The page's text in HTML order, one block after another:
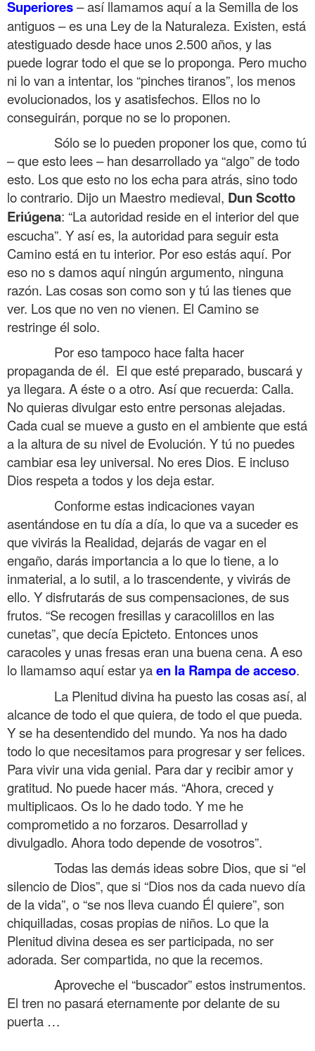
Superiores– así llamamos aquí a la Semilla de los
antiguos – es una Ley de la Naturaleza. Existen, está
atestiguado desde hace unos 2.500 años, y las
puede lograr todo el que se lo proponga. Pero mucho
ni lo van a intentar, los “pinches tiranos”, los menos
evolucionados, los y asatisfechos. Ellos no lo
conseguirán, porque no se lo proponen.
Sólo se lo pueden proponer los que, como tú
– que esto lees – han desarrollado ya “algo” de todo
esto. Los que esto no los echa para atrás, sino todo
lo contrario. Dijo un Maestro medieval, Dun Scotto
Eriúgena: “La autoridad reside en el interior del que
escucha”. Y así es, la autoridad para seguir esta
Camino está en tu interior. Por eso estás aquí. Por
eso no s damos aquí ningún argumento, ninguna
razón. Las cosas son como son y tú las tienes que
ver. Los que no ven no vienen. El Camino se
restringe él solo.
Por eso tampoco hace falta hacer
propaganda de él. El que esté preparado, buscará y
ya llegara. A éste o a otro. Así que recuerda: Calla.
No quieras divulgar esto entre personas alejadas.
Cada cual se mueve a gusto en el ambiente que está
a la altura de su nivel de Evolución. Y tú no puedes
cambiar esa ley universal. No eres Dios. E incluso
Dios respeta a todos y los deja estar.
Conforme estas indicaciones vayan
asentándose en tu día a día, lo que va a suceder es
que vivirás la Realidad, dejarás de vagar en el
engaño, darás importancia a lo que lo tiene, a lo
inmaterial, a lo sutil, a lo trascendente, y vivirás de
ello. Y disfrutarás de sus compensaciones, de sus
frutos. “Se recogen fresillas y caracolillos en las
cunetas”, que decía Epicteto. Entonces unos
caracoles y unas fresas eran una buena cena. A eso
lo llamamso aquí estar yaen la Rampa de acceso.
La Plenitud divina ha puesto las cosas así, al
alcance de todo el que quiera, de todo el que pueda.
Y se ha desentendido del mundo. Ya nos ha dado
todo lo que necesitamos para progresar y ser felices.
Para vivir una vida genial. Para dar y recibir amor y
gratitud. No puede hacer más. “Ahora, creced y
multiplicaos. Os lo he dado todo. Y me he
comprometido a no forzaros. Desarrollad y
divulgadlo. Ahora todo depende de vosotros”.
Todas las demás ideas sobre Dios, que si “el
silencio de Dios”, que si “Dios nos da cada nuevo día
de la vida”, o “se nos lleva cuando Él quiere”, son
chiquilladas, cosas propias de niños. Lo que la
Plenitud divina desea es ser participada, no ser
adorada. Ser compartida, no que la recemos.
Aproveche el “buscador” estos instrumentos.
El tren no pasará eternamente por delante de su
puerta …